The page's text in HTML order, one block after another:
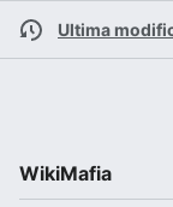
Ultima
WikiMafia